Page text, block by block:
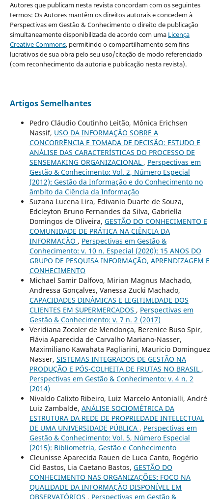
Autores que publicam nesta revista concordam com os seguintes
termos: Os Autores mantêm os direitos autorais e concedem à
Perspectivas em Gestão & Conhecimento o direito de publicação
simultaneamente disponibilizada de acordo com uma Licença
Creative Commons, permitindo o compartilhamento sem fins
lucrativos de sua obra pelo seu uso/citação de modo referenciado
(com reconhecimento da autoria e publicação nesta revista).
Artigos Semelhantes
Pedro Cláudio Coutinho Leitão, Mônica Erichsen
Nassif, USO DA INFORMAÇÃO SOBRE A
CONCORRÊNCIA E TOMADA DE DECISÃO: ESTUDO E
ANÁLISE DAS CARACTERÍSTICAS DO PROCESSO DE
SENSEMAKING ORGANIZACIONAL , Perspectivas em
Gestão & Conhecimento: Vol. 2, Número Especial
(2012): Gestão da Informação e do Conhecimento no
âmbito da Ciência da Informação
Suzana Lucena Lira, Edivanio Duarte de Souza,
Edcleyton Bruno Fernandes da Silva, Gabriella
Domingos de Oliveira, GESTÃO DO CONHECIMENTO E
COMUNIDADE DE PRÁTICA NA CIÊNCIA DA
INFORMAÇÃO , Perspectivas em Gestão &
Conhecimento: v. 10 n. Especial (2020): 15 ANOS DO
GRUPO DE PESQUISA INFORMAÇÃO, APRENDIZAGEM E
CONHECIMENTO
Michael Samir Dalfovo, Mirian Magnus Machado,
Andressa Gonçalves, Vanessa Zucki Machado,
CAPACIDADES DINÂMICAS E LEGITIMIDADE DOS
CLIENTES EM SUPERMERCADOS , Perspectivas em
Gestão & Conhecimento: v. 7 n. 2 (2017)
Veridiana Zocoler de Mendonça, Berenice Buso Spir,
Flávia Aparecida de Carvalho Mariano-Nasser,
Maximiliano Kawahata Pagliarini, Mauricio Dominguez
Nasser, SISTEMAS INTEGRADOS DE GESTÃO NA
PRODUÇÃO E PÓS-COLHEITA DE FRUTAS NO BRASIL ,
Perspectivas em Gestão & Conhecimento: v. 4 n. 2
(2014)
Nivaldo Calixto Ribeiro, Luiz Marcelo Antonialli, André
Luiz Zambalde, ANÁLISE SOCIOMÉTRICA DA
ESTRUTURA DA REDE DE PROPRIEDADE INTELECTUAL
DE UMA UNIVERSIDADE PÚBLICA , Perspectivas em
Gestão & Conhecimento: Vol. 5, Número Especial
(2015): Bibliometria, Gestão e Conhecimento
Cleunisse Aparecida Rauen de Luca Canto, Rogério
Cid Bastos, Lia Caetano Bastos, GESTÃO DO
CONHECIMENTO NAS ORGANIZAÇÕES: FOCO NA
QUALIDADE DA INFORMAÇÃO DISPONÍVEL EM
OBSERVATÓRIOS , Perspectivas em Gestão &